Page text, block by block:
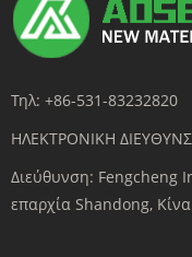
Τηλ: +86-531-83232820
ΗΛΕΚΤΡΟΝΙΚΗ
Διεύθυνση: Fengcheng
επαρχία Shandong, Κίνα